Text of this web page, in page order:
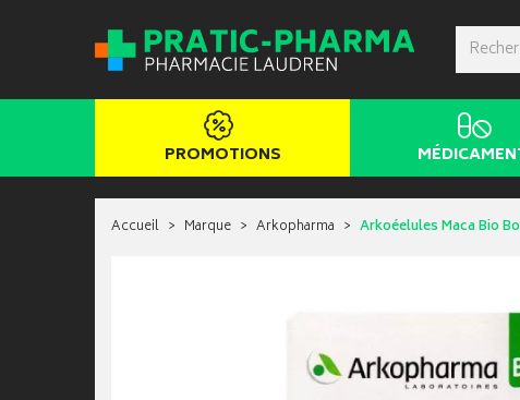
PROMOTIONS
Accueil Marque Arkopharma Arkoéelules Maca Bio